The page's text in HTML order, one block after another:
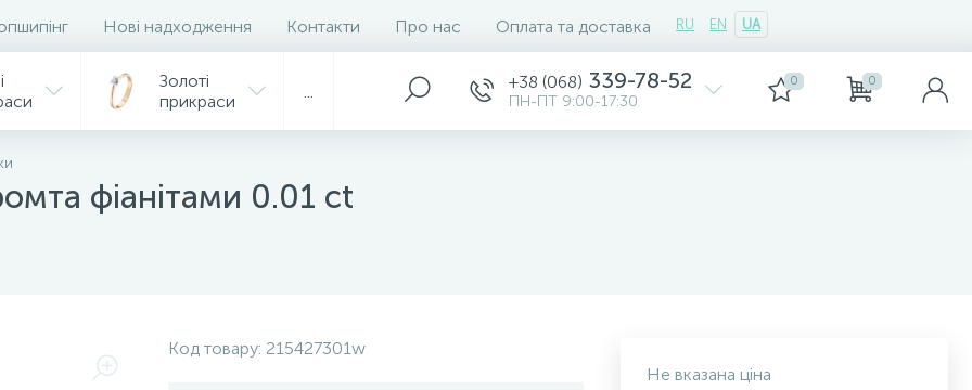
Нові надходження Контакти Про нас Оплата та доставка RU EN UA
Золоті
прикраси
+38 (068) 339-78-52
ПН-ПТ 9:00-17:30
0 0
фіанітами 0.01 ct
Код товару: 215427301w
Не вказана ціна